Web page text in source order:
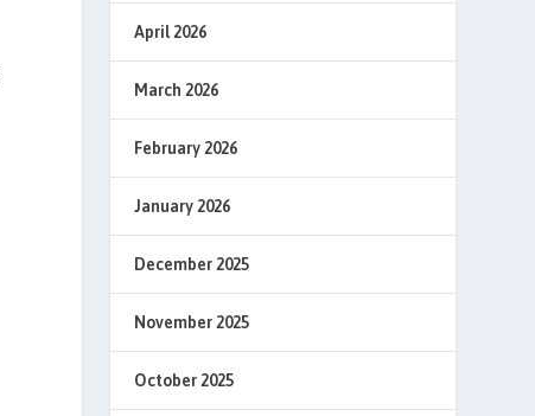
April 2026
March 2026
February 2026
January 2026
December 2025
November 2025
October 2025